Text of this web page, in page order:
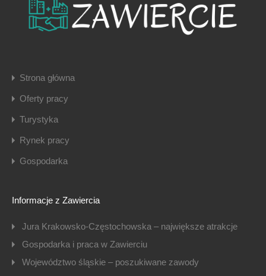
Strona główna
Oferty pracy
Turystyka
Rynek pracy
Gospodarka
Informacje z Zawiercia
Jura Krakowsko-Częstochowska – największe atrakcje
Gospodarka i praca w Zawierciu
Województwo śląskie – poszukiwane zawody